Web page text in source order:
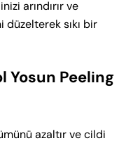
arındırır ve
düzelterek sıkı bir
Yosun Peeling
azaltır ve cildi